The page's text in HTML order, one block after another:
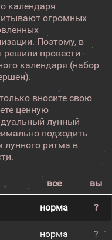
календаря
огромных
Поэтому, в
решили провести
календаря (набор
вносите свою
ценную
лунный
подходить
лунного ритма в
все вы
норма ?
норма ?